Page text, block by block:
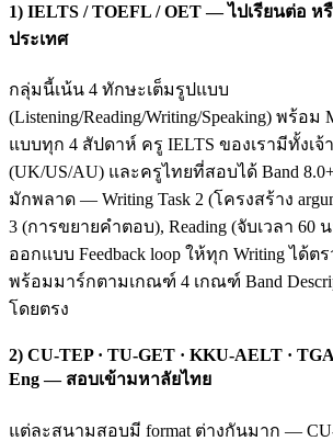
1) IELTS / TOEFL / OET — ไปเรียนต่อ ห
ประเทศ
กลุ่มนี้เน้น 4 ทักษะเต็มรูปแบบ
(Listening/Reading/Writing/Speaking) พร้อม
แบบทุก 4 สัปดาห์ ครู IELTS ของเรามีทั้งเจ้
(UK/US/AU) และครูไทยที่สอบได้ Band
มักพลาด — Writing Task 2 (โครงสร้าง
3 (การขยายคำตอบ), Reading (จับเวลา 60
ออกแบบ Feedback loop ให้ทุก Writing ได้ต
พร้อมมาร์กตามเกณฑ์ 4 เกณฑ์ Band
โดยตรง
2) CU-TEP · TU-GET · KKU-AELT ·
Eng — สอบเข้ามหาลัยไทย
แต่ละสนามสอบมี format ต่างกันมาก — CU-